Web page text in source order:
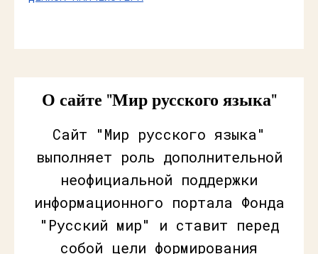
О сайте "Мир русского языка"
Сайт "Мир русского языка"
выполняет роль дополнительной
неофициальной поддержки
информационного портала Фонда
"Русский мир" и ставит перед
собой цели формирования